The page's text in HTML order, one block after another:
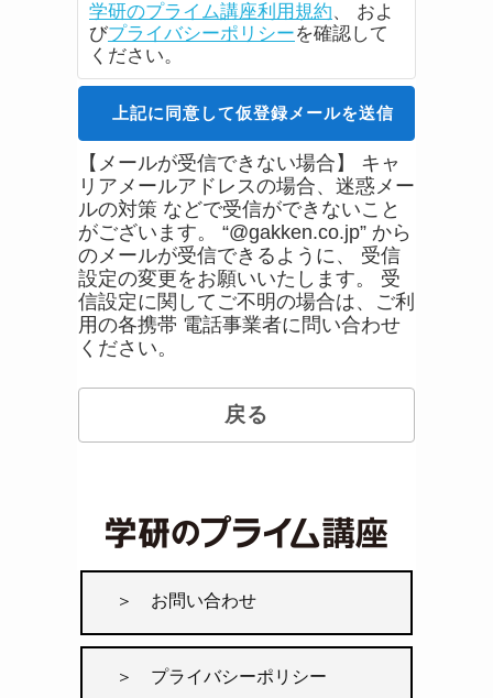
学研のプライム講座利用規約、 およ
びプライバシーポリシーを確認して
ください。
上記に同意して仮登録メールを送信
【メールが受信できない場合】 キャ
リアメールアドレスの場合、迷惑メー
ルの対策 などで受信ができないこと
がございます。 “@gakken.co.jp” から
のメールが受信できるように、 受信
設定の変更をお願いいたします。 受
信設定に関してご不明の場合は、ご利
用の各携帯 電話事業者に問い合わせ
ください。
お問い合わせ
プライバシーポリシー